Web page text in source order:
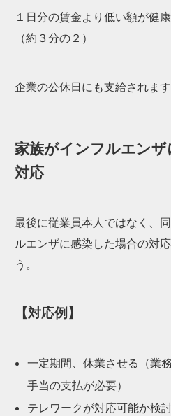
１日分の賃金より低い額が健
（約３分の２）
企業の公休日にも支給されます
家族がインフルエン
対応
最後に従業員本人ではなく、
ルエンザに感染した場合の対
う。
【対応例】
一定期間、休業させる（業
手当の支払が必要）
テレワークが対応可能か検